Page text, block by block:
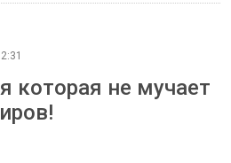
которая не мучает